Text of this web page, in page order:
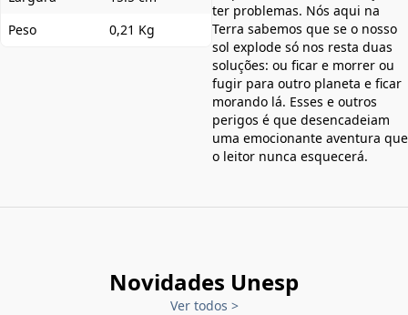
Peso
0,21 Kg
ter problemas. Nós aqui na
Terra sabemos que se o nosso
sol explode só nos resta duas
soluções: ou ficar e morrer ou
fugir para outro planeta e ficar
morando lá. Esses e outros
perigos é que desencadeiam
uma emocionante aventura que
o leitor nunca esquecerá.
Novidades Unesp
Ver todos >